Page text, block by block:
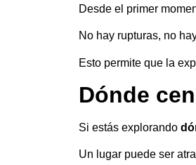
Desde el primer
No hay rupturas, no
Esto permite que la
Dónde
Si estás explorando
Un lugar puede ser